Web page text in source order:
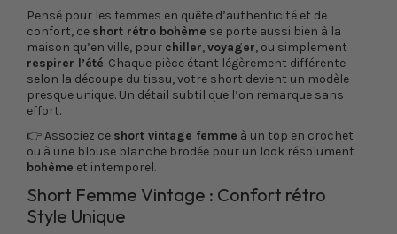
Pensé pour les femmes en quête d’authenticité et de
confort, ce short rétro bohème se porte aussi bien à la
maison qu’en ville, pour chiller,voyager, ou simplement
respirer l’été. Chaque pièce étant légèrement différente
selon la découpe du tissu, votre short devient un modèle
presque unique. Un détail subtil que l’on remarque sans
effort.
👉 Associez ce short vintage femme à un top en crochet
ou à une blouse blanche brodée pour un look résolument
bohème et intemporel.
Short Femme Vintage : Confort rétro
Style Unique